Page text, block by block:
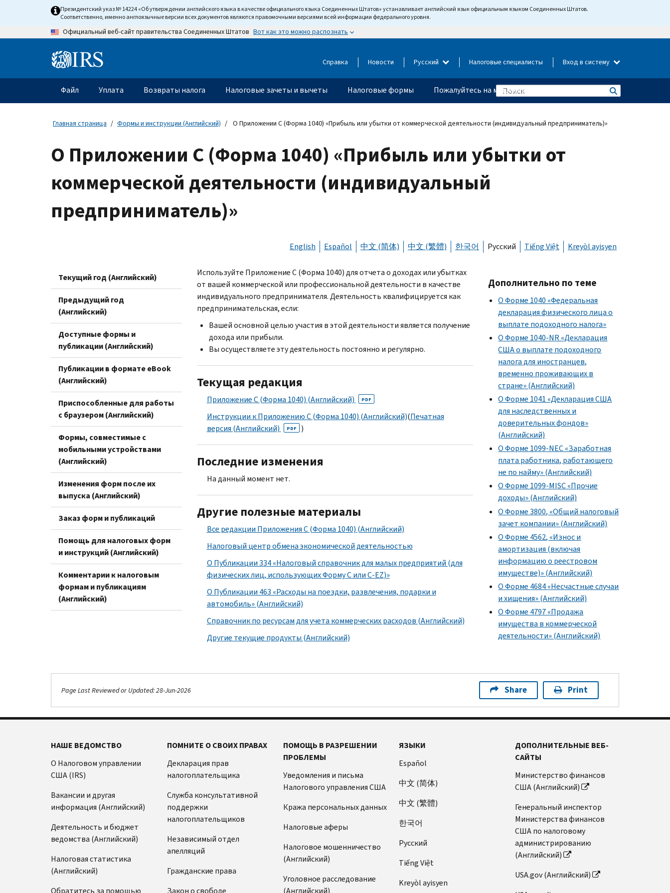
content
Президентский указ № 14224 «Об утверждении английского языка в качестве официального языка Соединенных Штатов» устанавливает английский язык официальным языком Соединенных Штатов.
Соответственно, именно англоязычные версии всех документов являются правомочными версиями всей информации федерального уровня.
Официальный веб-сайт правительства Соединенных Штатов Вот как это можно распознать
Information Справка Новости Русский Налоговые специалисты Вход в систему
Главное
меню
Файл Уплата Возвраты налога Налоговые зачеты и вычеты Налоговые формы Пожалуйтесь на мошенничество
Главная страница Формы и инструкции (Английский) О Приложении C (Форма 1040) «Прибыль или убытки от коммерческой деятельности (индивидуальный предприниматель)»
О Приложении C (Форма 1040) «Прибыль или убытки от
коммерческой деятельности (индивидуальный
предприниматель)»
English Español 中文 (简体) 中文 (繁體) 한국어 Русский Tiếng Việt Kreyòl ayisyen
Текущий год (Английский)
Предыдущий год
(Английский)
Доступные формы и
публикации (Английский)
Публикации в формате eBook
(Английский)
Приспособленные для работы
с браузером (Английский)
Формы, совместимые с
мобильными устройствами
(Английский)
Изменения форм после их
выпуска (Английский)
Заказ форм и публикаций
Помощь для налоговых форм
и инструкций (Английский)
Комментарии к налоговым
формам и публикациям
(Английский)
Используйте Приложение C (Форма 1040) для отчета о доходах или убытках
от вашей коммерческой или профессиональной деятельности в качестве
индивидуального предпринимателя. Деятельность квалифицируется как
предпринимательская, если:
Вашей основной целью участия в этой деятельности является получение
дохода или прибыли.
Вы осуществляете эту деятельность постоянно и регулярно.
Текущая редакция
ПриложениеC(Форма 1040) (Английский) PDF
Инструкции к Приложению C (Форма 1040) (Английский)(Печатная
версия (Английский)
PDF )
Последние изменения
На данный момент нет.
Другие полезные материалы
Все редакции ПриложенияC(Форма 1040) (Английский)
Налоговый центр обмена экономической деятельностью
О Публикации 334 «Налоговый справочник для малых предприятий (для
физических лиц, использующих ФормуCилиC-EZ)»
О Публикации 463 «Расходы на поездки, развлечения, подарки и
автомобиль» (Английский)
Справочник по ресурсам для учета коммерческих расходов (Английский)
Другие текущие продукты (Английский)
Дополнительно по теме
О Форме 1040 «Федеральная
декларация физического лица о
выплате подоходного налога»
О Форме 1040-NR «Декларация
США о выплате подоходного
налога для иностранцев,
временно проживающих в
стране» (Английский)
О Форме 1041 «Декларация США
для наследственных и
доверительных фондов»
(Английский)
О Форме 1099-NEC «Заработная
плата работника, работающего
не по найму» (Английский)
О Форме 1099-MISC «Прочие
доходы» (Английский)
О Форме 3800, «Общий налоговый
зачет компании» (Английский)
О Форме 4562, «Износ и
амортизация (включая
информацию о реестровом
имуществе)» (Английский)
О Форме 4684 «Несчастные случаи
и хищения» (Английский)
О Форме 4797 «Продажа
имущества в коммерческой
деятельности» (Английский)
Page Last Reviewed or Updated: 28-Jun-2026 Share Print
НАШЕ ВЕДОМСТВО
О Налоговом управлении
США (IRS)
Вакансии и другая
информация (Английский)
Деятельность и бюджет
ведомства (Английский)
Налоговая статистика
(Английский)
Обратитесь за помощью
ПОМНИТЕ О СВОИХ ПРАВАХ
Декларация прав
налогоплательщика
Служба консультативной
поддержки
налогоплательщиков
Независимый отдел
апелляций
Гражданские права
Закон о свободе
ПОМОЩЬ В РАЗРЕШЕНИИ
ПРОБЛЕМЫ
Уведомления и письма
Налогового управления США
Кража персональных данных
Налоговые аферы
Налоговое мошенничество
(Английский)
Уголовное расследование
(Английский)
ЯЗЫКИ
Español
中文 (简体)
中文 (繁體)
한국어
Pусский
Tiếng Việt
Kreyòl ayisyen
ДОПОЛНИТЕЛЬНЫЕ ВЕБ-
САЙТЫ
Министерство финансов
США (Английский)
Генеральный инспектор
Министерства финансов
США по налоговому
администрированию
(Английский)
USA.gov (Английский)